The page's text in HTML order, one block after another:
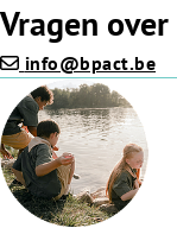
Vragen over
info@bpact.be